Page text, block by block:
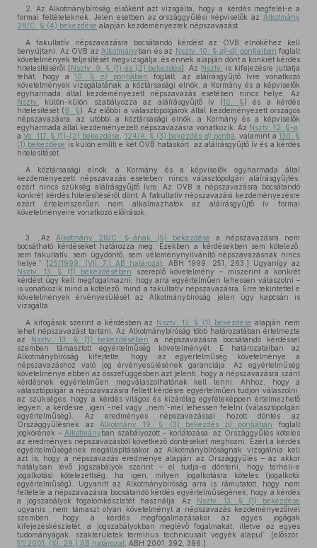
2. Az Alkotmánybíróság elsőként azt vizsgálta, hogy a kérdés megfelel-e a
formai feltételeknek. Jelen esetben az országgyűlési képviselők az Alkotmány
28/C. § (4) bekezdése alapján kezdeményeztek népszavazást.
A fakultatív népszavazásra bocsátandó kérdést az OVB elnökéhez kell
benyújtani. Az OVB az Alkotmányban és az Nsztv. 10. § a)–d) pontjaiban foglalt
követelmények teljesítését megvizsgálja, és ennek alapján dönt a konkrét kérdés
hitelesítéséről [Nsztv. 9. § (1) és (2) bekezdés]. Az Nsztv.
is kifejezésre juttatja
tehát, hogy a10. §e) pontjában foglalt, az aláírásgyűjtő ívre vonatkozó
követelmények vizsgálatának a köztársasági elnök, a Kormány és a képviselők
egyharmada által kezdeményezett népszavazás esetében nincs helye. Az
Nsztv.
külön-külön szabályozza az aláírásgyűjtő ív (10. §) és a kérdés
hitelesítését (9. §). Az előbbi a választópolgárok által kezdeményezett országos
népszavazásra, az utóbbi a köztársasági elnök, a Kormány és a képviselők
egyharmada által kezdeményezett népszavazásra vonatkozik. Az Nsztv. 12. §-a
aVe. 117. § (1)–(2) bekezdése 124/A. § (3) bekezdés d) pontja , valamint a 130. §
(1) bekezdése is külön említi e két OVB hatáskört: az aláírásgyűjtő ív és a kérdés
hitelesítését.
A köztársasági elnök, a Kormány és a képviselők egyharmada által
kezdeményezett népszavazás esetében nincs választópolgári aláírásgyűjtés,
ezért nincs szükség aláírásgyűjtő ívre. Az OVB a népszavazásra bocsátandó
konkrét kérdés hitelesítéséről dönt. A fakultatív népszavazási kezdeményezésre
ezért értelemszerűen nem alkalmazhatók az aláírásgyűjtő ív formai
követelményeire vonatkozó előírások.
3. „Az Alkotmány 28/C. §-ának (5) bekezdése a népszavazásra nem
bocsátható kérdéseket határozza meg. Ezekben a kérdésekben sem kötelező,
sem fakultatív, sem ügydöntő, sem véleménynyilvánító népszavazásnak nincs
helye.” [25/1999. (VII. 7.) AB határozat , ABH 1999, 251, 263.] Ugyanígy az
Nsztv. 13. § (1) bekezdésében szereplő követelmény – miszerint a konkrét
kérdést úgy kell megfogalmazni, hogy arra egyértelműen lehessen válaszolni –
is vonatkozik mind a kötelező, mind a fakultatív népszavazásra. Erre tekintettel e
követelmények érvényesülését az Alkotmánybíróság jelen ügy kapcsán is
vizsgálta.
A kifogások szerint a kérdésben az Nsztv. 13. § (1) bekezdése alapján nem
lehet népszavazást tartani. Az Alkotmánybíróság több határozatában értelmezte
az Nsztv. 13. § (1) bekezdésében
a népszavazásra bocsátandó kérdéssel
szemben támasztott egyértelműség követelményét. E határozataiban az
Alkotmánybíróság kifejtette, hogy az egyértelműség követelménye a
népszavazáshoz való jog érvényesülésének garanciája. Az egyértelműség
követelménye ebben az összefüggésben azt jelenti, hogy a népszavazásra szánt
kérdésnek egyértelműen megválaszolhatónak kell lenni. Ahhoz, hogy a
választópolgár a népszavazásra feltett kérdésre egyértelműen tudjon válaszolni,
az szükséges, hogy a kérdés világos és kizárólag egyféleképpen értelmezhető
legyen, a kérdésre „igen”-nel vagy „nem”-mel lehessen felelni (választópolgári
egyértelműség). Az eredményes népszavazással hozott döntés az
Országgyűlésnek az Alkotmány 19. § (3) bekezdés b) pontjában
foglalt
jogkörének – Alkotmányban szabályozott – korlátozása: az Országgyűlés köteles
az eredményes népszavazásból következő döntéseket meghozni. Ezért a kérdés
egyértelműségének megállapításakor az Alkotmánybíróságnak vizsgálnia kell
azt is, hogy a népszavazás eredménye alapján az Országgyűlés – az akkor
hatályban lévő jogszabályok szerint – el tudja-e dönteni, hogy terheli-e
jogalkotási kötelezettség, ha igen, milyen jogalkotásra köteles (jogalkotói
egyértelműség). Ugyanitt az Alkotmánybíróság arra is rámutatott, hogy nem
feltétele a népszavazásra bocsátandó kérdés egyértelműségének, hogy a kérdés
a jogszabályok fogalomkészletét használja. Az
Nsztv. 13. § (1) bekezdése
ugyanis „nem támaszt olyan követelményt a népszavazás kezdeményezőivel
szemben, hogy a kérdés megfogalmazásakor az egyes jogágak
kifejezéskészletét, a jogszabályokban meglévő fogalmakat, illetve az egyes
tudományágak, szakterületek terminus technicusait vegyék alapul” [először:
51/2001. (XI. 29.) AB határozat , ABH 2001, 392, 396.].